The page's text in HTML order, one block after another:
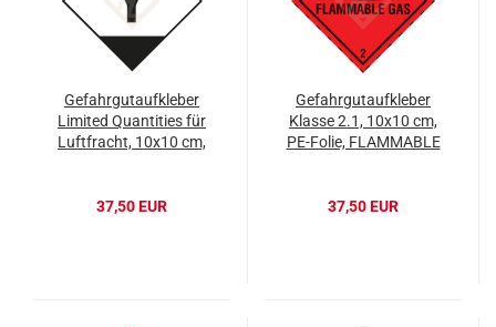
Gefahrgutaufkleber
Limited Quantities für
Luftfracht, 10x10 cm,
37,50 EUR
Gefahrgutaufkleber
Klasse 2.1, 10x10 cm,
PE-Folie, FLAMMABLE
37,50 EUR